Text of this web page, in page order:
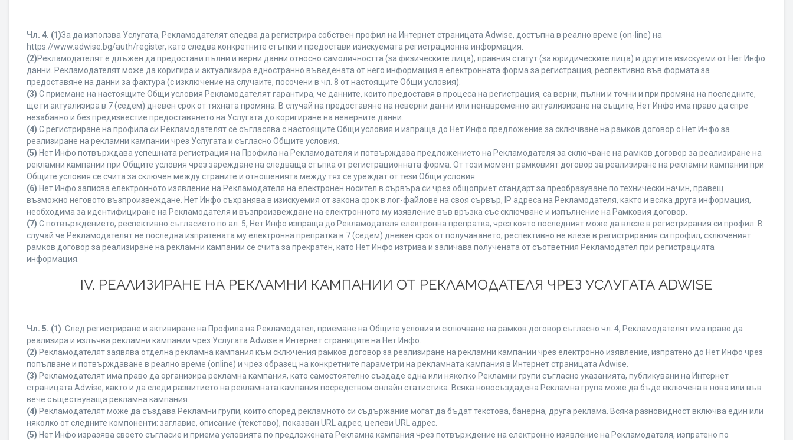
Чл. 4. (1)За да използва Услугата, Рекламодателят следва да регистрира собствен профил на Интернет страницата Adwise, достъпна в реално време (on-line) на
https://www.adwise.bg/auth/register, като следва конкретните стъпки и предостави изискуемата регистрационна информация.
(2)Рекламодателят е длъжен да предостави пълни и верни данни относно самоличността (за физическите лица), правния статут (за юридическите лица) и другите изискуеми от Нет Инфо
данни. Рекламодателят може да коригира и актуализира едностранно въведената от него информация в електронната форма за регистрация, респективно във формата за
предоставяне на данни за фактура (с изключение на случаите, посочени в чл. 8 от настоящите Общи условия).
(3) С приемане на настоящите Общи условия Рекламодателят гарантира, че данните, които предоставя в процеса на регистрация, са верни, пълни и точни и при промяна на последните,
ще ги актуализира в 7 (седем) дневен срок от тяхната промяна. В случай на предоставяне на неверни данни или ненавременно актуализиране на същите, Нет Инфо има право да спре
незабавно и без предизвестие предоставянето на Услугата до коригиране на неверните данни.
(4) С регистриране на профила си Рекламодателят се съгласява с настоящите Общи условия и изпраща до Нет Инфо предложение за сключване на рамков договор с Нет Инфо за
реализиране на рекламни кампании чрез Услугата и съгласно Общите условия.
(5) Нет Инфо потвърждава успешната регистрация на Профила на Рекламодателя и потвърждава предложението на Рекламодателя за сключване на рамков договор за реализиране на
рекламни кампании при Общите условия чрез зареждане на следваща стъпка от регистрационната форма. От този момент рамковият договор за реализиране на рекламни кампании при
Общите условия се счита за сключен между страните и отношенията между тях се уреждат от тези Общи условия.
(6) Нет Инфо записва електронното изявление на Рекламодателя на електронен носител в сървъра си чрез общоприет стандарт за преобразуване по технически начин, правещ
възможно неговото възпроизвеждане. Нет Инфо съхранява в изискуемия от закона срок в лог-файлове на своя сървър, IP адреса на Рекламодателя, както и всяка друга информация,
необходима за идентифициране на Рекламодателя и възпроизвеждане на електронното му изявление във връзка със сключване и изпълнение на Рамковия договор.
(7) С потвърждението, респективно съгласието по ал. 5, Нет Инфо изпраща до Рекламодателя електронна препратка, чрез която последният може да влезе в регистрирания си профил. В
случай че Рекламодателят не последва изпратената му електронна препратка в 7 (седем) дневен срок от получаването, респективно не влезе в регистрирания си профил, сключеният
рамков договор за реализиране на рекламни кампании се счита за прекратен, като Нет Инфо изтрива и заличава получената от съответния Рекламодател при регистрацията
информация.
IV. РЕАЛИЗИРАНЕ НА РЕКЛАМНИ КАМПАНИИ ОТ РЕКЛАМОДАТЕЛЯ ЧРЕЗ УСЛУГАТА ADWISE
Чл. 5. (1) . След регистриране и активиране на Профила на Рекламодател, приемане на Общите условия и сключване на рамков договор съгласно чл. 4, Рекламодателят има право да
реализира и излъчва рекламни кампании чрез Услугата Adwise в Интернет страниците на Нет Инфо.
(2) Рекламодателят заявява отделна рекламна кампания към сключения рамков договор за реализиране на рекламни кампании чрез електронно изявление, изпратено до Нет Инфо чрез
попълване и потвърждаване в реално време (online) и чрез образец на конкретните параметри на рекламната кампания в Интернет страницата Adwise.
(3) Рекламодателят има право да организира рекламна кампания, като самостоятелно създаде една или няколко Рекламни групи съгласно указанията, публикувани на Интернет
страницата Adwise, както и да следи развитието на рекламната кампания посредством онлайн статистика. Всяка новосъздадена Рекламна група може да бъде включена в нова или във
вече съществуваща рекламна кампания.
(4) Рекламодателят може да създава Рекламни групи, които според рекламното си съдържание могат да бъдат текстова, банерна, друга реклама. Всяка разновидност включва един или
няколко от следните компоненти: заглавие, описание (текстово), показван URL адрес, целеви URL адрес.
(5) Нет Инфо изразява своето съгласие и приема условията по предложената Рекламна кампания чрез потвърждение на електронно изявление на Рекламодателя, изпратено по